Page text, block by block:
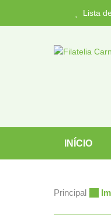
Lista
INÍCIO
Principal »